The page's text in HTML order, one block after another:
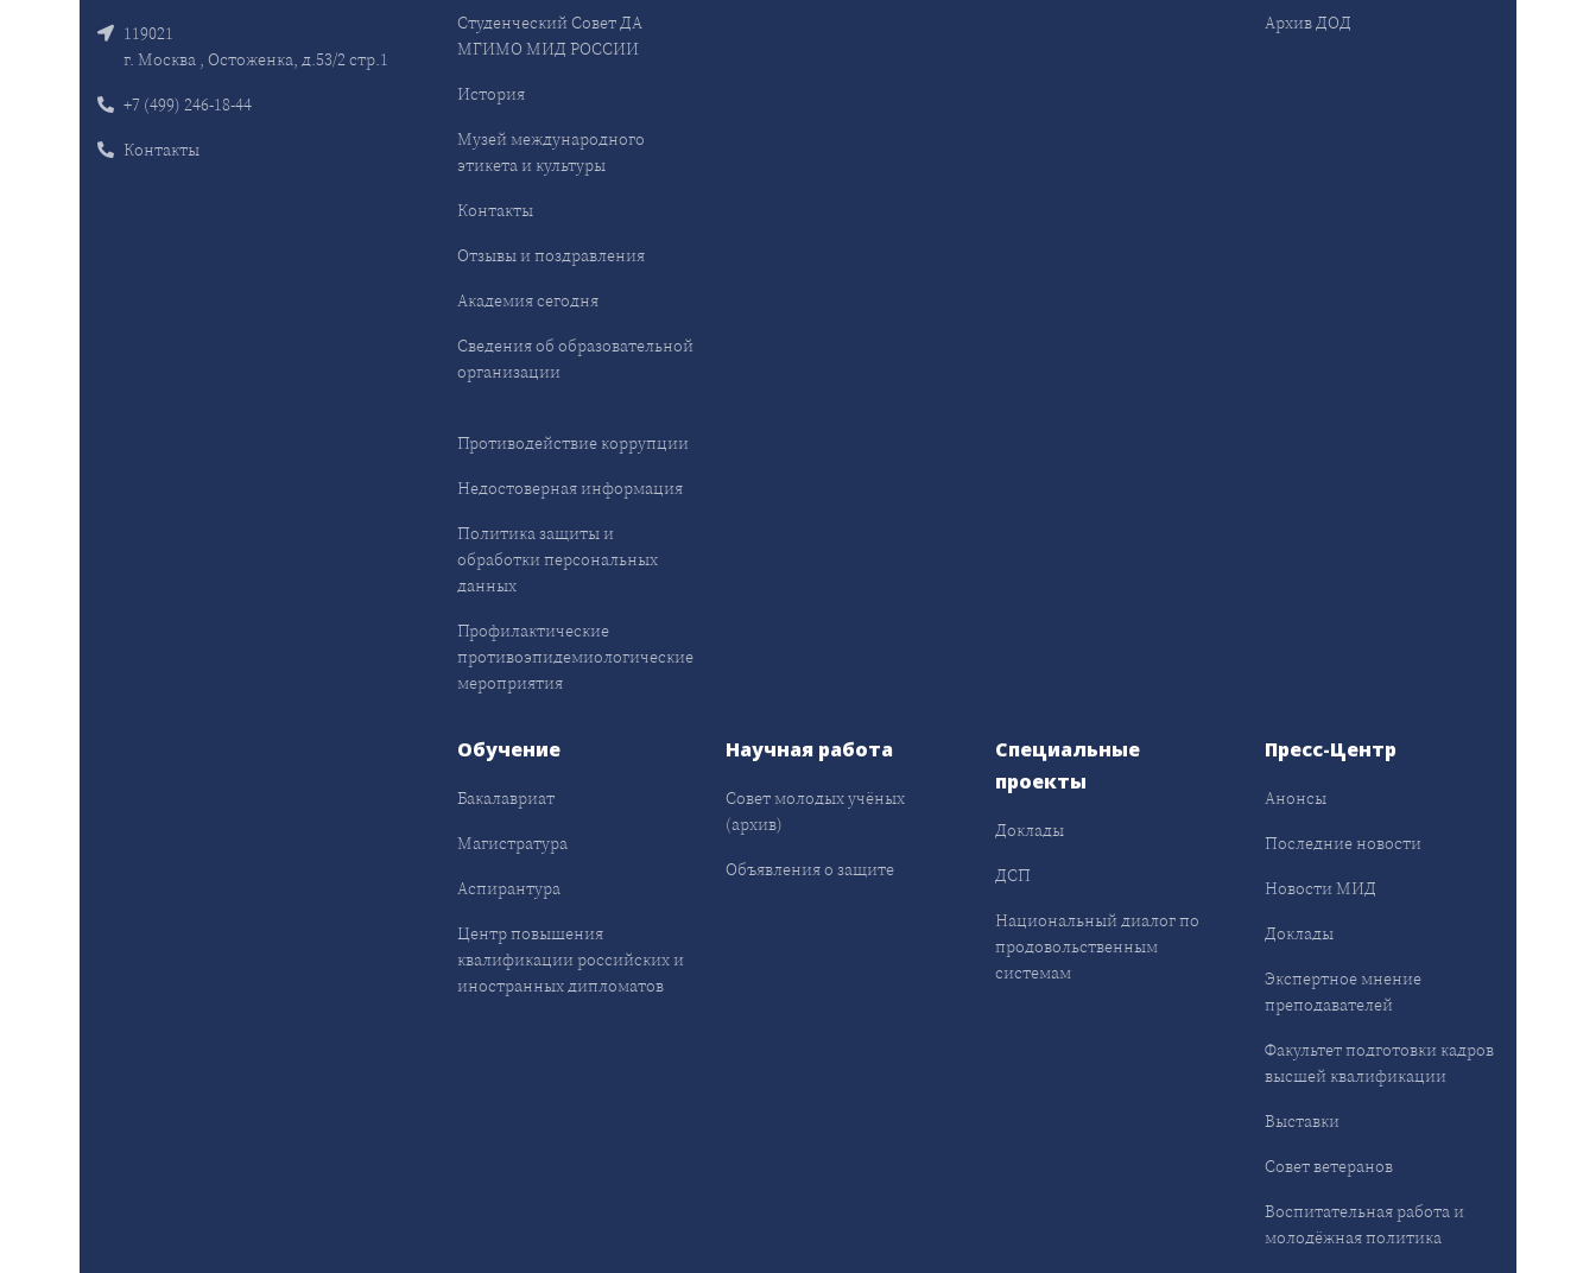
119021
г. Москва , Остоженка, д.53/2 стр.1
+7 (499) 246-18-44
Контакты
Студенческий Совет ДА
МГИМО МИД РОССИИ
История
Музей международного
этикета и культуры
Контакты
Отзывы и поздравления
Академия сегодня
Сведения об образовательной
организации
Противодействие коррупции
Недостоверная информация
Политика защиты и
обработки персональных
данных
Профилактические
противоэпидемиологические
мероприятия
Архив ДОД
Обучение
Бакалавриат
Магистратура
Аспирантура
Центр повышения
квалификации российских и
иностранных дипломатов
Научная работа
Совет молодых учёных
(архив)
Объявления о защите
Специальные
проекты
Доклады
ДСП
Национальный диалог по
продовольственным
системам
Пресс-Центр
Анонсы
Последние новости
Новости МИД
Доклады
Экспертное мнение
преподавателей
Факультет подготовки кадров
высшей квалификации
Выставки
Совет ветеранов
Воспитательная работа и
молодёжная политика